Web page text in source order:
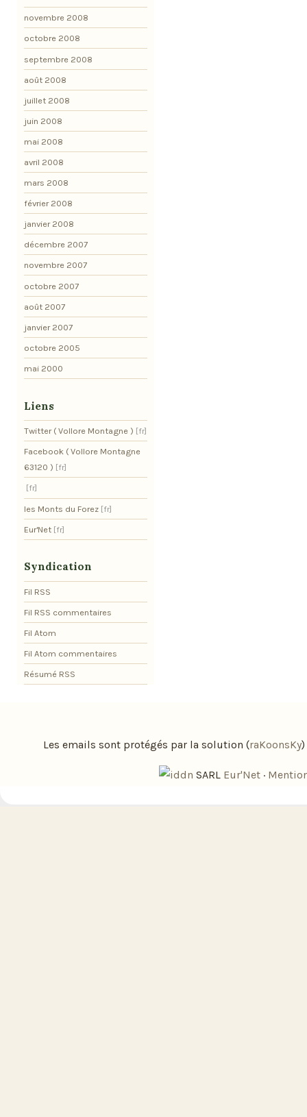
novembre 2008
octobre 2008
septembre 2008
août 2008
juillet 2008
juin 2008
mai 2008
avril 2008
mars 2008
février 2008
janvier 2008
décembre 2007
novembre 2007
octobre 2007
août 2007
janvier 2007
octobre 2005
mai 2000
Liens
Twitter ( Vollore Montagne )
Facebook ( Vollore Montagne
63120 )
les Monts du Forez
Eur'Net
Syndication
Fil RSS
Fil RSS commentaires
Fil Atom
Fil Atom commentaires
Résumé RSS
Les emails sont protégés par la solution (raKoonsKy)
SARL Eur'Net ·